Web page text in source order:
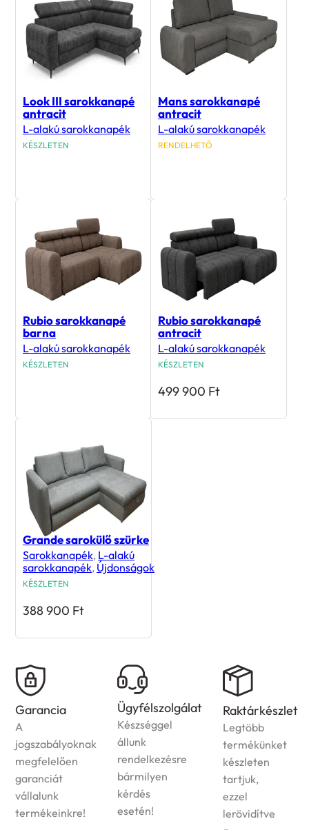
Look III sarokkanapé
antracit
L-alakú sarokkanapék
KÉSZLETEN
Mans sarokkanapé
antracit
L-alakú sarokkanapék
RENDELHETŐ
Rubio sarokkanapé
barna
L-alakú sarokkanapék
KÉSZLETEN
Rubio sarokkanapé
antracit
L-alakú sarokkanapék
KÉSZLETEN
499 900 Ft
Grande sarokülő szürke
Sarokkanapék, L-alakú
sarokkanapék, Újdonságok
KÉSZLETEN
388 900 Ft
Ügyfélszolgálat
Készséggel
állunk
rendelkezésre
bármilyen
kérdés
esetén!
Raktárkészlet
Legtöbb
termékünket
készleten
tartjuk,
ezzel
lerövidítve
Házhozszállítás
Az
ország
egész
területére
vállaljuk
megrendelt
termékek